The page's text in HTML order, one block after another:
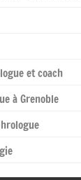
et coach
à Grenoble